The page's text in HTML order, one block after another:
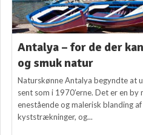
Antalya – for de der
og smuk natur
Naturskønne Antalya begyndte at
sent som i 1970’erne. Det er en by
enestående og malerisk blanding
kyststrækninger, og...